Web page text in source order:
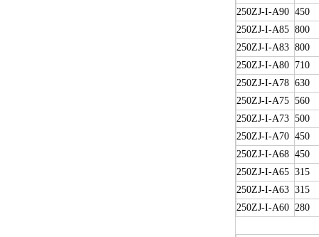
250ZJ-I-A90 450
250ZJ-I-A85 800
250ZJ-I-A83 800
250ZJ-I-A80 710
250ZJ-I-A78 630
250ZJ-I-A75 560
250ZJ-I-A73 500
250ZJ-I-A70 450
250ZJ-I-A68 450
250ZJ-I-A65 315
250ZJ-I-A63 315
250ZJ-I-A60 280